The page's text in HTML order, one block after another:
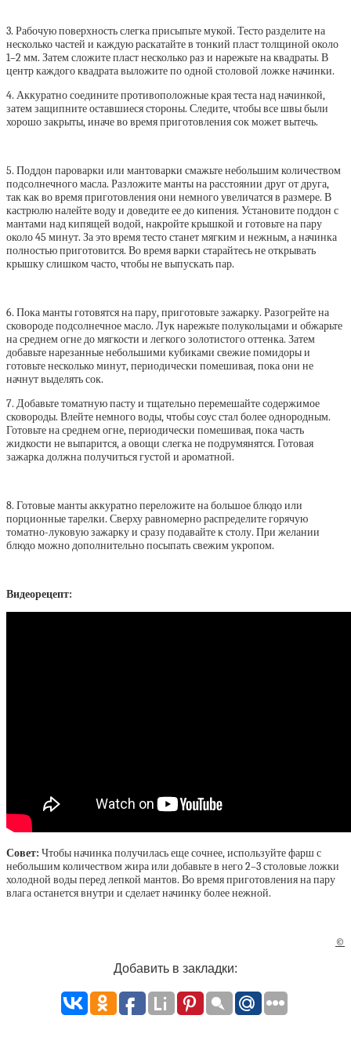
3. Рабочую поверхность слегка присыпьте мукой. Тесто разделите на
несколько частей и каждую раскатайте в тонкий пласт толщиной около
1–2 мм. Затем сложите пласт несколько раз и нарежьте на квадраты. В
центр каждого квадрата выложите по одной столовой ложке начинки.
4. Аккуратно соедините противоположные края теста над начинкой,
затем защипните оставшиеся стороны. Следите, чтобы все швы были
хорошо закрыты, иначе во время приготовления сок может вытечь.
5. Поддон пароварки или мантоварки смажьте небольшим количеством
подсолнечного масла. Разложите манты на расстоянии друг от друга,
так как во время приготовления они немного увеличатся в размере. В
кастрюлю налейте воду и доведите ее до кипения. Установите поддон с
мантами над кипящей водой, накройте крышкой и готовьте на пару
около 45 минут. За это время тесто станет мягким и нежным, а начинка
полностью приготовится. Во время варки старайтесь не открывать
крышку слишком часто, чтобы не выпускать пар.
6. Пока манты готовятся на пару, приготовьте зажарку. Разогрейте на
сковороде подсолнечное масло. Лук нарежьте полукольцами и обжарьте
на среднем огне до мягкости и легкого золотистого оттенка. Затем
добавьте нарезанные небольшими кубиками свежие помидоры и
готовьте несколько минут, периодически помешивая, пока они не
начнут выделять сок.
7. Добавьте томатную пасту и тщательно перемешайте содержимое
сковороды. Влейте немного воды, чтобы соус стал более однородным.
Готовьте на среднем огне, периодически помешивая, пока часть
жидкости не выпарится, а овощи слегка не подрумянятся. Готовая
зажарка должна получиться густой и ароматной.
8. Готовые манты аккуратно переложите на большое блюдо или
порционные тарелки. Сверху равномерно распределите горячую
томатно-луковую зажарку и сразу подавайте к столу. При желании
блюдо можно дополнительно посыпать свежим укропом.
Видеорецепт:
Совет: Чтобы начинка получилась еще сочнее, используйте фарш с
небольшим количеством жира или добавьте в него 2–3 столовые ложки
холодной воды перед лепкой мантов. Во время приготовления на пару
влага останется внутри и сделает начинку более нежной.
©
Добавить в закладки: